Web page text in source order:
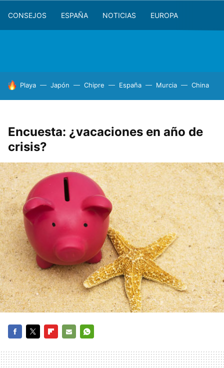
CONSEJOS ESPAÑA NOTICIAS EUROPA
HOY SE HABLA DE
Playa Japón Chipre España Murcia China
Encuesta: ¿vacaciones en año de
crisis?
MAIL